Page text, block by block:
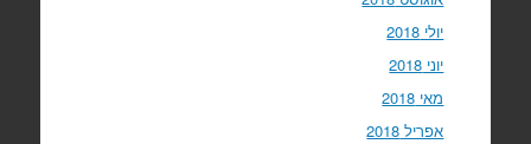
יולי 2018
יוני 2018
מאי 2018
אפריל 2018